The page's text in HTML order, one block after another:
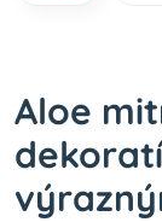
Aloe